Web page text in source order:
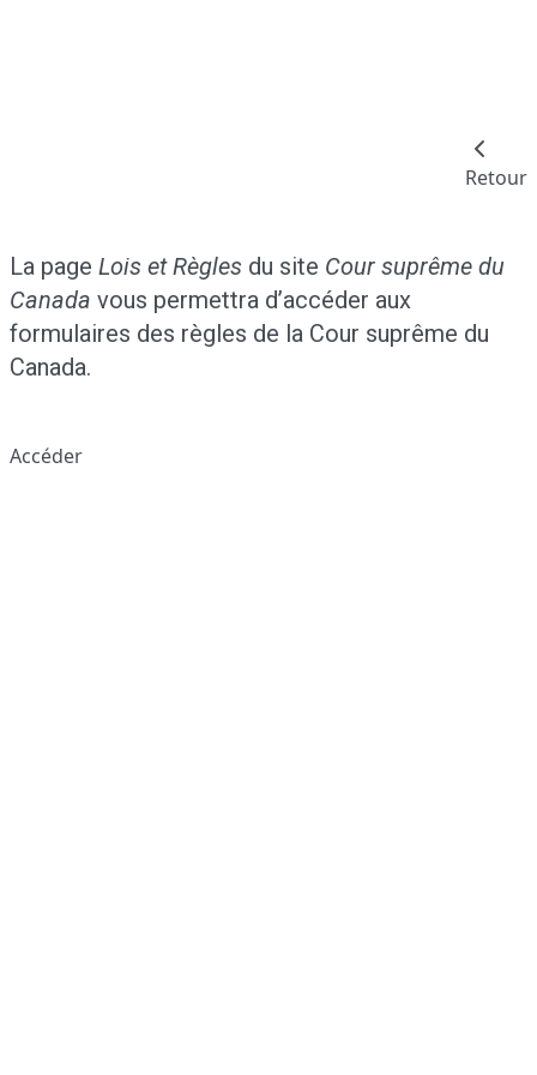
Retour
La page Lois et Règles du site Cour suprême du
Canada vous permettra d’accéder aux
formulaires des règles de la Cour suprême du
Canada.
Accéder